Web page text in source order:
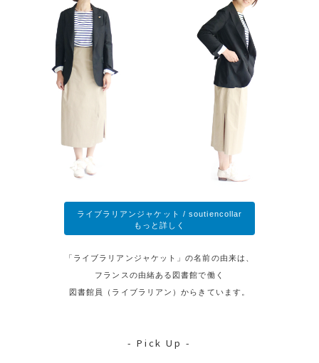
ライブラリアンジャケット / soutiencollar
もっと詳しく
「ライブラリアンジャケット」の名前の由来は、
フランスの由緒ある図書館で働く
図書館員（ライブラリアン）からきています。
- Pick Up -